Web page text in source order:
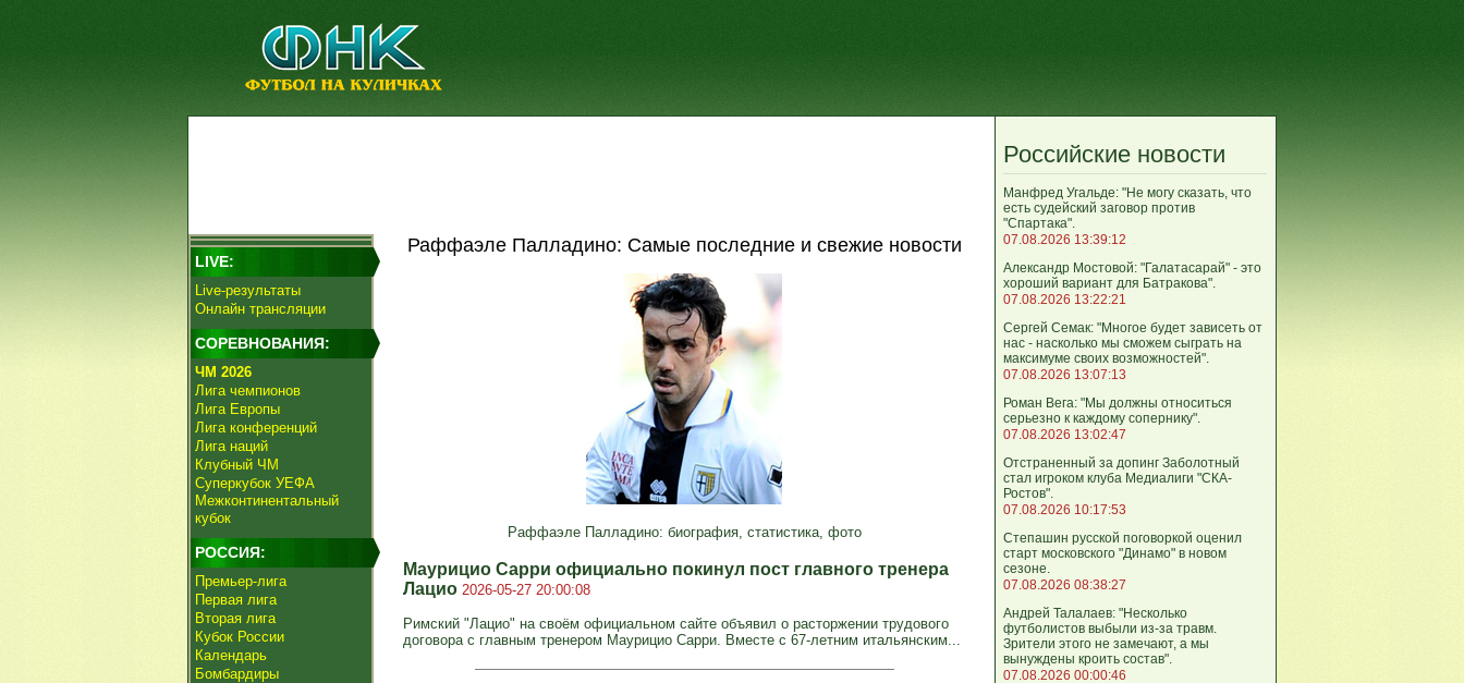
LIVE:
Live-результаты
Онлайн трансляции
СОРЕВНОВАНИЯ:
ЧМ 2026
Лига чемпионов
Лига Европы
Лига конференций
Лига наций
Клубный ЧМ
Суперкубок УЕФА
Межконтинентальный
кубок
РОССИЯ:
Премьер-лига
Первая лига
Вторая лига
Кубок России
Календарь
Бомбардиры
Раффаэле Палладино: Самые последние и свежие новости
Раффаэле Палладино: биография, статистика, фото
Маурицио Сарри официально покинул пост главного тренера
Лацио 2026-05-27 20:00:08
Римский "Лацио" на своём официальном сайте объявил о расторжении трудового
договора с главным тренером Маурицио Сарри. Вместе с 67-летним итальянским...
Российские новости
Манфред Угальде: "Не могу сказать, что
есть судейский заговор против
"Спартака".
07.08.2026 13:39:12
Александр Мостовой: "Галатасарай" - это
хороший вариант для Батракова".
07.08.2026 13:22:21
Сергей Семак: "Многое будет зависеть от
нас - насколько мы сможем сыграть на
максимуме своих возможностей".
07.08.2026 13:07:13
Роман Вега: "Мы должны относиться
серьезно к каждому сопернику".
07.08.2026 13:02:47
Отстраненный за допинг Заболотный
стал игроком клуба Медиалиги "СКА-
Ростов".
07.08.2026 10:17:53
Степашин русской поговоркой оценил
старт московского "Динамо" в новом
сезоне.
07.08.2026 08:38:27
Андрей Талалаев: "Несколько
футболистов выбыли из-за травм.
Зрители этого не замечают, а мы
вынуждены кроить состав".
07.08.2026 00:00:46